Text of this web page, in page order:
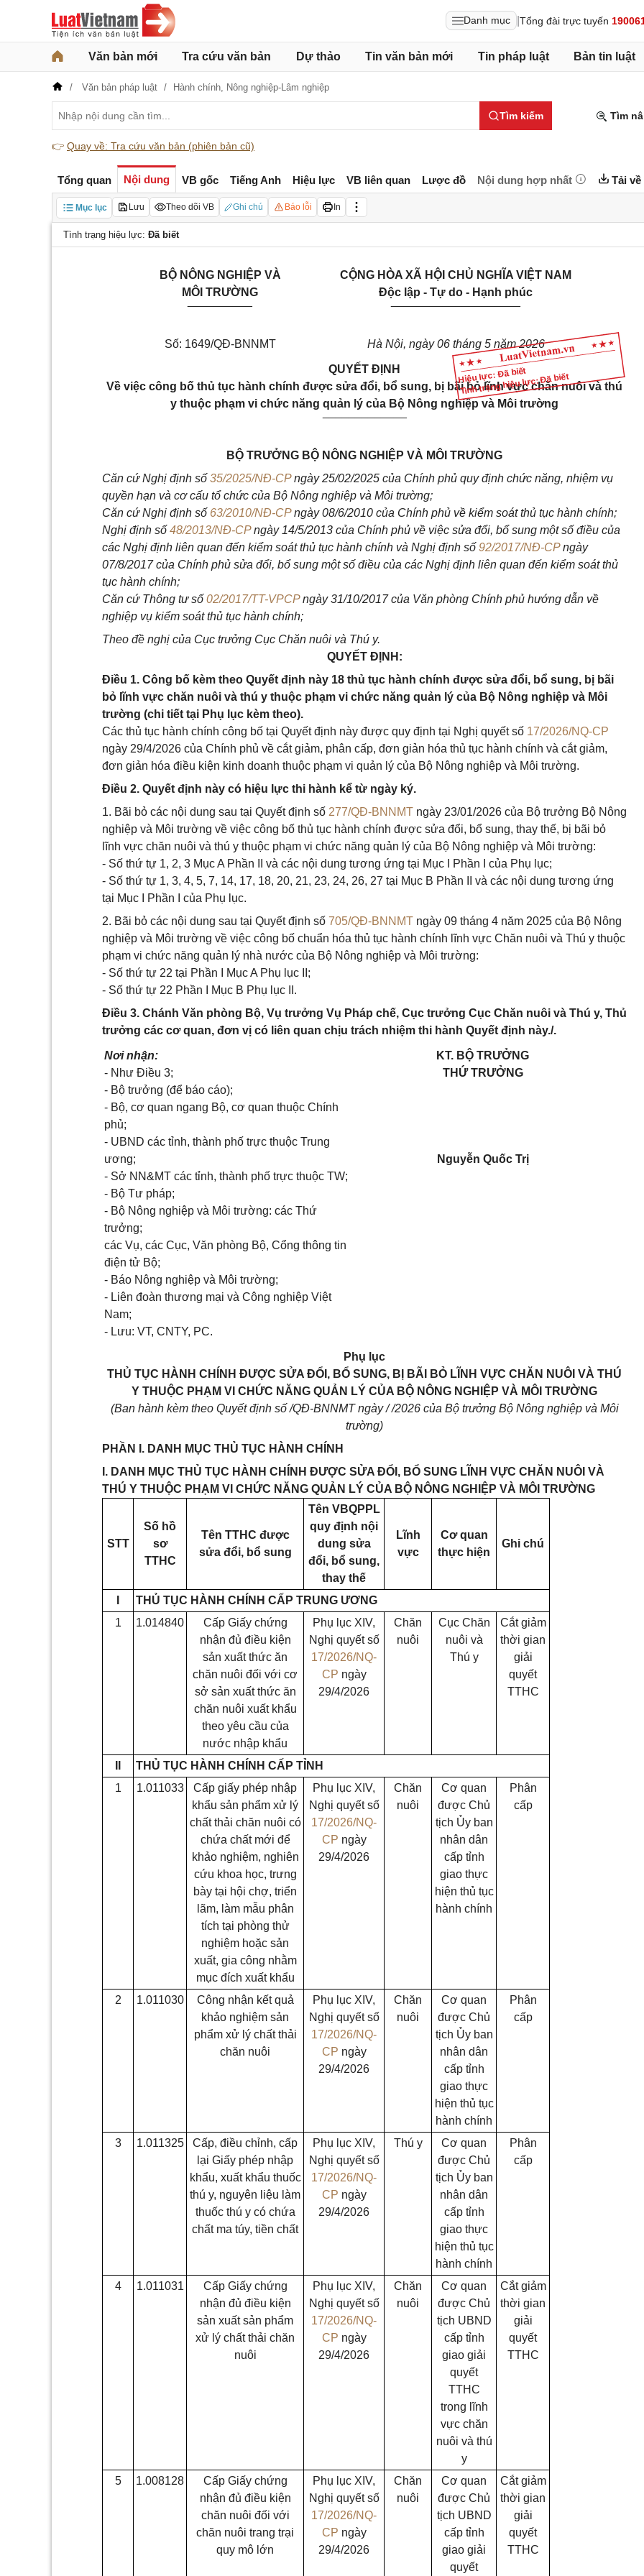
Danh mục Tổng đài trực tuyến
Văn bản mới Tra cứu văn bản Dự thảo Tin văn bản mới Tin pháp luật Bản tin luật
Văn bản pháp luật Hành chính, Nông nghiệp-Lâm nghiệp
Tìm kiếm Tìm
👉 Quay về: Tra cứu văn bản (phiên bản cũ)
Tổng quan Nội dung VB gốc Tiếng Anh Hiệu lực VB liên quan Lược đồ Nội dung hợp nhất Tải về
Mục lục Lưu Theo dõi VB Ghi chú Báo lỗi In
Tình trạng hiệu lực: Đã biết
Hiệu lực: Đã biết
Tình trạng hiệu lực: Đã biết
BỘ NÔNG NGHIỆP VÀ
MÔI TRƯỜNG
Số: 1649/QĐ-BNNMT
CỘNG HÒA XÃ HỘI CHỦ NGHĨA VIỆT NAM
Độc lập - Tự do - Hạnh phúc
____________________
Hà Nội, ngày 06 tháng 5 năm 2026
QUYẾT ĐỊNH
Về việc công bố thủ tục hành chính được sửa đổi, bổ sung, bị bãi bỏ lĩnh vực chăn nuôi và thú
y thuộc phạm vi chức năng quản lý của Bộ Nông nghiệp và Môi trường
_____________
BỘ TRƯỞNG BỘ NÔNG NGHIỆP VÀ MÔI TRƯỜNG
Căn cứ Nghị định số 35/2025/NĐ-CPngày 25/02/2025 của Chính phủ quy định chức năng, nhiệm vụ
quyền hạn và cơ cấu tổ chức của Bộ Nông nghiệp và Môi trường;
Căn cứ Nghị định số 63/2010/NĐ-CPngày 08/6/2010 của Chính phủ về kiểm soát thủ tục hành chính;
Nghị định số 48/2013/NĐ-CPngày 14/5/2013 của Chính phủ về việc sửa đổi, bổ sung một số điều của
các Nghị định liên quan đến kiểm soát thủ tục hành chính và Nghị định số 92/2017/NĐ-CPngày
07/8/2017 của Chính phủ sửa đổi, bổ sung một số điều của các Nghị định liên quan đến kiểm soát thủ
tục hành chính;
Căn cứ Thông tư số 02/2017/TT-VPCPngày 31/10/2017 của Văn phòng Chính phủ hướng dẫn về
nghiệp vụ kiểm soát thủ tục hành chính;
Theo đề nghị của Cục trưởng Cục Chăn nuôi và Thú y.
QUYẾT ĐỊNH:
Điều 1. Công bố kèm theo Quyết định này 18 thủ tục hành chính được sửa đổi, bổ sung, bị bãi
bỏ lĩnh vực chăn nuôi và thú y thuộc phạm vi chức năng quản lý của Bộ Nông nghiệp và Môi
trường (chi tiết tại Phụ lục kèm theo).
Các thủ tục hành chính công bố tại Quyết định này được quy định tại Nghị quyết số 17/2026/NQ-CP
ngày 29/4/2026 của Chính phủ về cắt giảm, phân cấp, đơn giản hóa thủ tục hành chính và cắt giảm,
đơn giản hóa điều kiện kinh doanh thuộc phạm vi quản lý của Bộ Nông nghiệp và Môi trường.
Điều 2. Quyết định này có hiệu lực thi hành kể từ ngày ký.
1. Bãi bỏ các nội dung sau tại Quyết định số 277/QĐ-BNNMT ngày 23/01/2026 của Bộ trưởng Bộ Nông
nghiệp và Môi trường về việc công bố thủ tục hành chính được sửa đổi, bổ sung, thay thế, bị bãi bỏ
lĩnh vực chăn nuôi và thú y thuộc phạm vi chức năng quản lý của Bộ Nông nghiệp và Môi trường:
- Số thứ tự 1, 2, 3 Mục A Phần II và các nội dung tương ứng tại Mục I Phần I của Phụ lục;
- Số thứ tự 1, 3, 4, 5, 7, 14, 17, 18, 20, 21, 23, 24, 26, 27 tại Mục B Phần II và các nội dung tương ứng
tại Mục I Phần I của Phụ lục.
2. Bãi bỏ các nội dung sau tại Quyết định số 705/QĐ-BNNMT ngày 09 tháng 4 năm 2025 của Bộ Nông
nghiệp và Môi trường về việc công bố chuẩn hóa thủ tục hành chính lĩnh vực Chăn nuôi và Thú y thuộc
phạm vi chức năng quản lý nhà nước của Bộ Nông nghiệp và Môi trường:
- Số thứ tự 22 tại Phần I Mục A Phụ lục II;
- Số thứ tự 22 Phần I Mục B Phụ lục II.
Điều 3. Chánh Văn phòng Bộ, Vụ trưởng Vụ Pháp chế, Cục trưởng Cục Chăn nuôi và Thú y, Thủ
trưởng các cơ quan, đơn vị có liên quan chịu trách nhiệm thi hành Quyết định này./.
Nơi nhận:
- Như Điều 3;
- Bộ trưởng (để báo cáo);
- Bộ, cơ quan ngang Bộ, cơ quan thuộc Chính
phủ;
- UBND các tỉnh, thành phố trực thuộc Trung
ương;
- Sở NN&MT các tỉnh, thành phố trực thuộc TW;
- Bộ Tư pháp;
- Bộ Nông nghiệp và Môi trường: các Thứ
trưởng;
các Vụ, các Cục, Văn phòng Bộ, Cổng thông tin
điện tử Bộ;
- Báo Nông nghiệp và Môi trường;
- Liên đoàn thương mại và Công nghiệp Việt
Nam;
- Lưu: VT, CNTY, PC.
KT. BỘ TRƯỞNG
THỨ TRƯỞNG
Nguyễn Quốc Trị
Phụ lục
THỦ TỤC HÀNH CHÍNH ĐƯỢC SỬA ĐỔI, BỔ SUNG, BỊ BÃI BỎ LĨNH VỰC CHĂN NUÔI VÀ THÚ
Y THUỘC PHẠM VI CHỨC NĂNG QUẢN LÝ CỦA BỘ NÔNG NGHIỆP VÀ MÔI TRƯỜNG
(Ban hành kèm theo Quyết định số /QĐ-BNNMT ngày / /2026 của Bộ trưởng Bộ Nông nghiệp và Môi
trường)
PHẦN I. DANH MỤC THỦ TỤC HÀNH CHÍNH
I. DANH MỤC THỦ TỤC HÀNH CHÍNH ĐƯỢC SỬA ĐỔI, BỔ SUNG LĨNH VỰC CHĂN NUÔI VÀ
THÚ Y THUỘC PHẠM VI CHỨC NĂNG QUẢN LÝ CỦA BỘ NÔNG NGHIỆP VÀ MÔI TRƯỜNG
STT
Số hồ
sơ
TTHC
Tên TTHC được
sửa đổi, bổ sung
Tên VBQPPL
quy định nội
dung sửa
đổi, bổ sung,
thay thế
Lĩnh
vực
Cơ quan
thực hiện
Ghi chú
THỦ TỤC HÀNH CHÍNH CẤP TRUNG ƯƠNG
1
1.014840
Cấp Giấy chứng
nhận đủ điều kiện
sản xuất thức ăn
chăn nuôi đối với cơ
sở sản xuất thức ăn
chăn nuôi xuất khẩu
theo yêu cầu của
nước nhập khẩu
Phụ lục XIV,
Nghị quyết số
17/2026/NQ-
CP ngày
29/4/2026
Chăn
nuôi
Cục Chăn
nuôi và
Thú y
Cắt giảm
thời gian
giải
quyết
TTHC
THỦ TỤC HÀNH CHÍNH CẤP TỈNH
1
1.011033
Cấp giấy phép nhập
khẩu sản phẩm xử lý
chất thải chăn nuôi có
chứa chất mới để
khảo nghiệm, nghiên
cứu khoa học, trưng
bày tại hội chợ, triển
lãm, làm mẫu phân
tích tại phòng thử
nghiệm hoặc sản
xuất, gia công nhằm
mục đích xuất khẩu
Phụ lục XIV,
Nghị quyết số
17/2026/NQ-
CP ngày
29/4/2026
Chăn
nuôi
Cơ quan
được Chủ
tịch Ủy ban
nhân dân
cấp tỉnh
giao thực
hiện thủ tục
hành chính
Phân
cấp
2 1.011030
Công nhận kết quả
khảo nghiệm sản
phẩm xử lý chất thải
chăn nuôi
Phụ lục XIV,
Nghị quyết số
17/2026/NQ-
CP ngày
29/4/2026
Chăn
nuôi
Cơ quan
được Chủ
tịch Ủy ban
nhân dân
cấp tỉnh
giao thực
hiện thủ tục
hành chính
Phân
cấp
3 1.011325
Cấp, điều chỉnh, cấp
lại Giấy phép nhập
khẩu, xuất khẩu thuốc
thú y, nguyên liệu làm
thuốc thú y có chứa
chất ma túy, tiền chất
Phụ lục XIV,
Nghị quyết số
17/2026/NQ-
CP ngày
29/4/2026
Thú y
Cơ quan
được Chủ
tịch Ủy ban
nhân dân
cấp tỉnh
giao thực
hiện thủ tục
hành chính
Phân
cấp
4 1.011031
Cấp Giấy chứng
nhận đủ điều kiện
sản xuất sản phẩm
xử lý chất thải chăn
nuôi
Phụ lục XIV,
Nghị quyết số
17/2026/NQ-
CP ngày
29/4/2026
Chăn
nuôi
Cơ quan
được Chủ
tịch UBND
cấp tỉnh
giao giải
quyết
TTHC
trong lĩnh
vực chăn
nuôi và thú
y
Cắt giảm
thời gian
giải
quyết
TTHC
5 1.008128
Cấp Giấy chứng
nhận đủ điều kiện
chăn nuôi đối với
chăn nuôi trang trại
quy mô lớn
Phụ lục XIV,
Nghị quyết số
17/2026/NQ-
CP ngày
29/4/2026
Chăn
nuôi
Cơ quan
được Chủ
tịch UBND
cấp tỉnh
giao giải
quyết
Cắt giảm
thời gian
giải
quyết
TTHC